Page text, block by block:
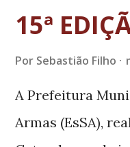
Sedese e
também
um desfile de
“O evento de
Dia
15ª
Por Sebastião Filho
A Prefeitura
Armas (EsSA),